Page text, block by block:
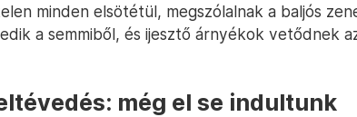
minden elsötétül, megszólalnak a baljós
a semmiből, és ijesztő árnyékok vetődnek
még el se indultunk